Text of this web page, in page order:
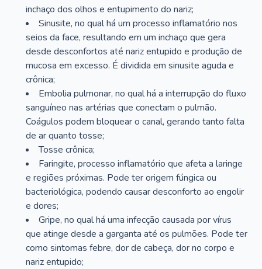
inchaço dos olhos e entupimento do nariz;
Sinusite, no qual há um processo inflamatório nos
seios da face, resultando em um inchaço que gera
desde desconfortos até nariz entupido e produção de
mucosa em excesso. É dividida em sinusite aguda e
crônica;
Embolia pulmonar, no qual há a interrupção do fluxo
sanguíneo nas artérias que conectam o pulmão.
Coágulos podem bloquear o canal, gerando tanto falta
de ar quanto tosse;
Tosse crônica;
Faringite, processo inflamatório que afeta a laringe
e regiões próximas. Pode ter origem fúngica ou
bacteriológica, podendo causar desconforto ao engolir
e dores;
Gripe, no qual há uma infecção causada por vírus
que atinge desde a garganta até os pulmões. Pode ter
como sintomas febre, dor de cabeça, dor no corpo e
nariz entupido;